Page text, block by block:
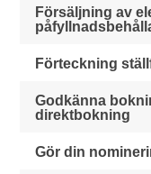
Försäljning av
Förteckning
Godkänna
direktbokning
Gör din